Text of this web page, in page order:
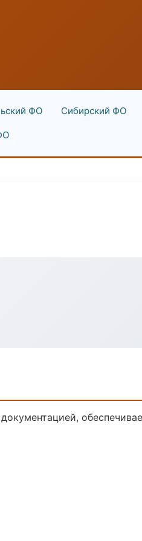
ФО Сибирский ФО